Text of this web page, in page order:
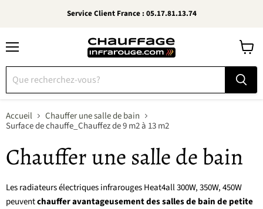
Service Client France : 05.17.81.13.74
le
panier
Accueil
Chauffer une salle de bain
Surface de chauffe_Chauffez de 9 m2 à 13 m2
Chauffer une salle de bain
Les radiateurs électriques infrarouges Heat4all 300W, 350W, 450W
peuventchauffer avantageusement des salles de bain de petite